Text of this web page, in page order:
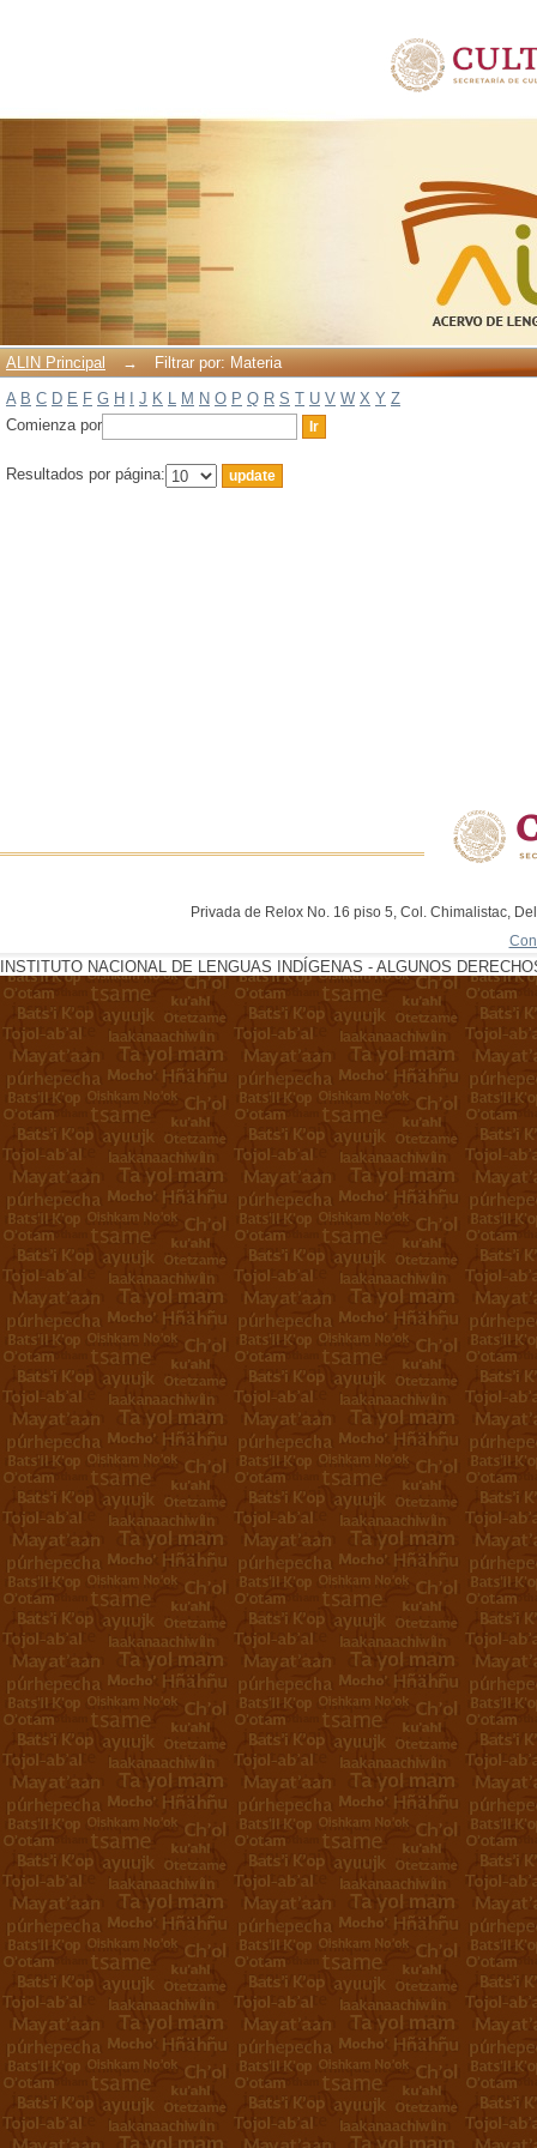
ALIN Principal →
Filtrar por: Materia
A B C D E F G H J K L M N O P Q R S T U V W X Y Z
Comienza por
Resultados por página:
Privada de Relox No. 16 piso 5, Col. Chimalistac,
INSTITUTO NACIONAL DE LENGUAS INDÍGENAS - ALGUNOS